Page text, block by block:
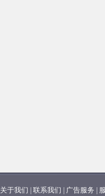
关于我们 联系我们 广告服务